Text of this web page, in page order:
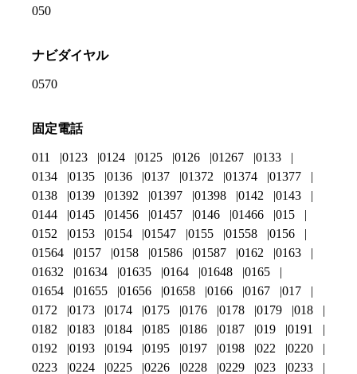
050
ナビダイヤル
0570
固定電話
011 0123 0124 0125 0126 01267
0133
0134
0135 0136 0137 01372 01374
01377
0138
0139 01392 01397 01398 0142
0143
0144
0145 01456 01457 0146 01466
015
0152
0153 0154 01547 0155 01558
0156
01564
0157 0158 01586 01587 0162
0163
01632
01634 01635 0164 01648
0165
01654
01655 01656 01658 0166 0167
017
0172
0173 0174 0175 0176 0178 0179
018
0182
0183 0184 0185 0186 0187 019
0191
0192
0193 0194 0195 0197 0198 022
0220
0223
0224 0225 0226 0228 0229 023 0233